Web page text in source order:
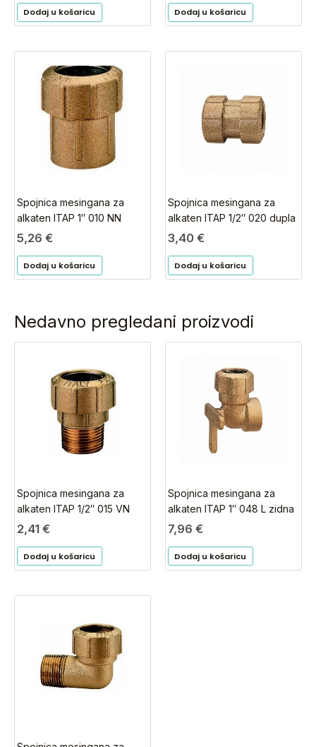
Dodaj u košaricu Dodaj u košaricu
Spojnica mesingana za
alkaten ITAP 1″ 010 NN
5,26 €
Dodaj u košaricu
Spojnica mesingana za
alkaten ITAP 1/2″ 020 dupla
3,40 €
Dodaj u košaricu
Nedavno pregledani proizvodi
Spojnica mesingana za
alkaten ITAP 1/2″ 015 VN
2,41 €
Dodaj u košaricu
Spojnica mesingana za
alkaten ITAP 1″ 048 L zidna
7,96 €
Dodaj u košaricu